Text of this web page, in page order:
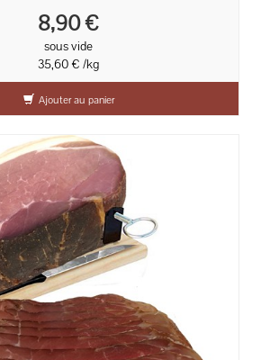
8,90 €
sous vide
35,60 € /kg
Ajouter au panier